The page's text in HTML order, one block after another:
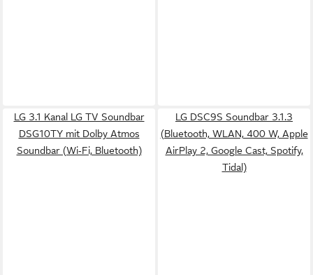
LG 3.1 Kanal LG TV Soundbar
DSG10TY mit Dolby Atmos
Soundbar (Wi‑Fi, Bluetooth)
LG DSC9S Soundbar 3.1.3
(Bluetooth, WLAN, 400 W, Apple
AirPlay 2, Google Cast, Spotify,
Tidal)